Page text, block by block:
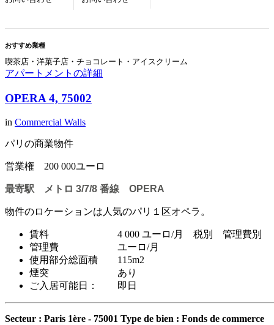
おすすめ業種
喫茶店・洋菓子店・チョコレート・アイスクリーム
アパートメントの詳細
OPERA 4, 75002
in Commercial Walls
パリの商業物件
営業権 200 000ユーロ
最寄駅 メトロ 3/7/8 番線 OPERA
物件のロケーションは人気のパリ１区オペラ。
賃料 4 000 ユーロ/月 税別 管理費別
管理費 ユーロ/月
使用部分総面積 115m2
煙突 あり
ご入居可能日： 即日
Secteur : Paris 1ère - 75001 Type de bien : Fonds de commerce